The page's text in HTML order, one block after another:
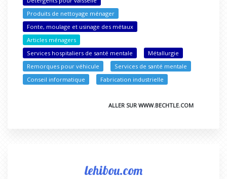
Produits de nettoyage ménager
Fonte, moulage et usinage des métaux
Articles ménagers
Services hospitaliers de santé mentale
Métallurgie
Remorques pour véhicule
Services de santé mentale
Conseil informatique
Fabrication industrielle
ALLER SUR WWW.BECHTLE.COM
lehibou.com